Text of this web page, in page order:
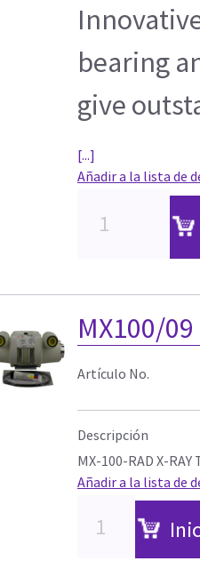
bearing
give
[...]
Añadir a la lista de
MX100/
Artículo No.
Descripción
MX-100-RAD X-RAY
Añadir a la lista de